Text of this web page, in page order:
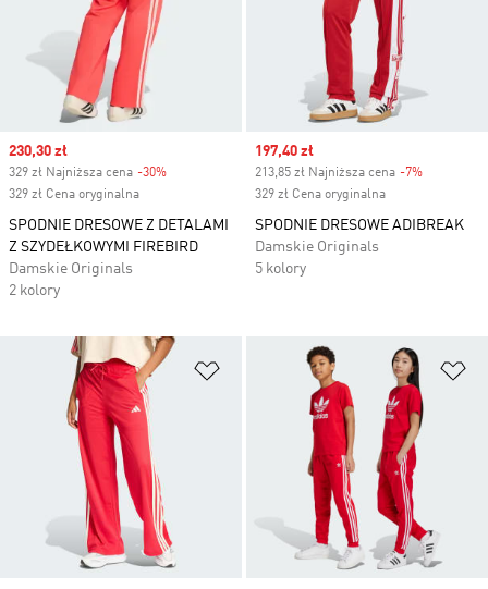
Sale price
230,30 zł
329 zł Najniższa cena -30%
329 zł Cena oryginalna
SPODNIE DRESOWE Z DETALAMI
Z SZYDEŁKOWYMI FIREBIRD
Damskie Originals
2 kolory
Sale price
197,40 zł
213,85 zł Najniższa cena -7%
329 zł Cena oryginalna
SPODNIE DRESOWE ADIBREAK
Damskie Originals
5 kolory
Dodaj do listy życzeń